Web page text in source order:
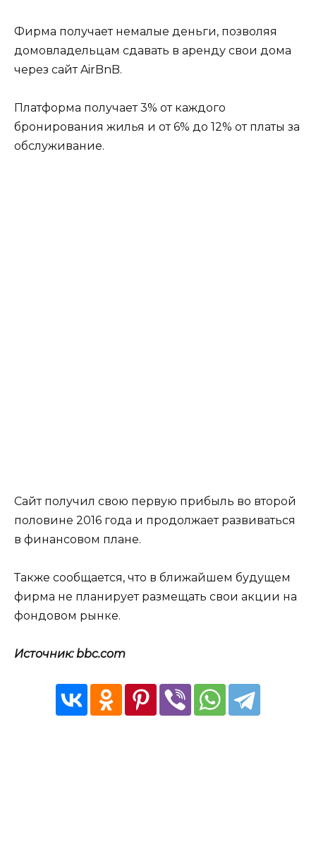
Фирма получает немалые деньги, позволяя
домовладельцам сдавать в аренду свои дома
через сайт AirBnB.
Платформа получает 3% от каждого
бронирования жилья и от 6% до 12% от платы за
обслуживание.
Сайт получил свою первую прибыль во второй
половине 2016 года и продолжает развиваться
в финансовом плане.
Также сообщается, что в ближайшем будущем
фирма не планирует размещать свои акции на
фондовом рынке.
Источник: bbc.com